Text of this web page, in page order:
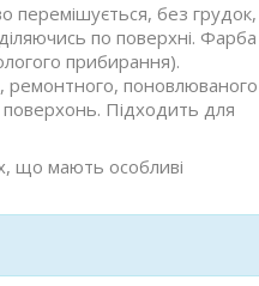
перемішується, без грудок,
по поверхні. Фарба
прибирання).
ремонтного, поновлюваного
Підходить для
що мають особливі